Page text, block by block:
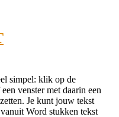
simpel: klik op de
venster met daarin een
Je kunt jouw tekst
Word stukken tekst